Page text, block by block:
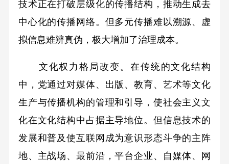
技术正在打破层级化的传播结构，推动生成去
中心化的传播网络。但多元传播难以溯源、虚
拟信息难辨真伪，极大增加了治理成本。
文化权力格局改变。在传统的文化结构
中，党通过对媒体、出版、教育、艺术等文化
生产与传播机构的管理和引导，使社会主义文
化在文化结构中占据主导地位。但信息技术的
发展和普及使互联网成为意识形态斗争的主阵
地、主战场、最前沿，平台企业、自媒体、网